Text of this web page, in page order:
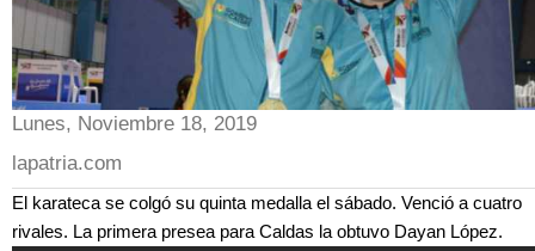
Lunes, Noviembre 18, 2019
lapatria.com
El karateca se colgó su quinta medalla el sábado. Venció a cuatro
rivales. La primera presea para Caldas la obtuvo Dayan López.